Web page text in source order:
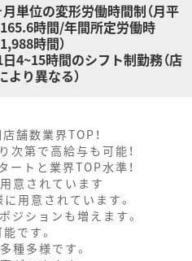
単位の変形労働時間制（月平
時間/年間所定労働時
時間）
4~15時間のシフト制勤務（店
より異なる）
舗数業界TOP！
第で高給与も可能！
トと業界TOP水準！
意されています
用意されています。
ションも増えます。
です。
種多様です。